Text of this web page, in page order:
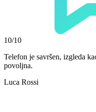
10/10
Telefon je savršen, izgleda
povoljna.
Luca Rossi